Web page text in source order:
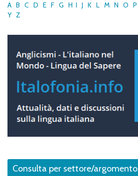
A B C D E F G H I J K L M N O P
Y Z
Consulta per settore/argomento